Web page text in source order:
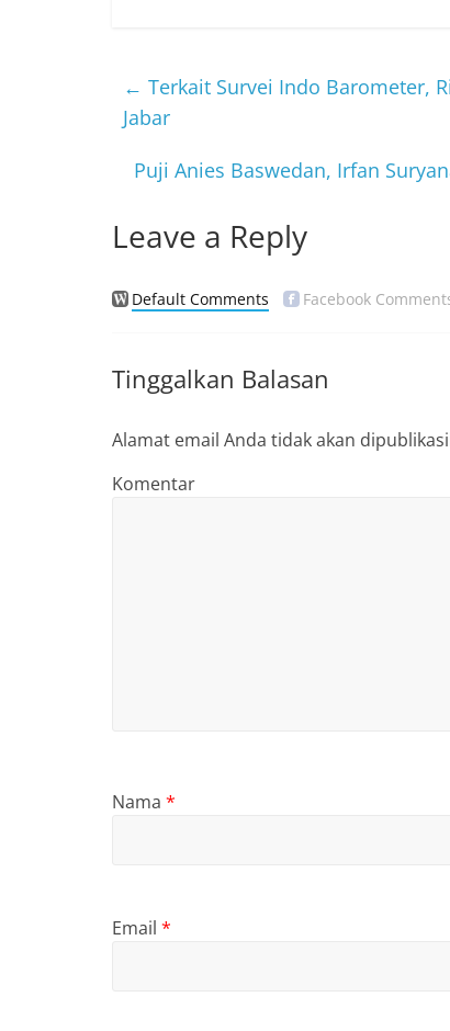
b
o
o
← Terkait Survei Indo Barometer,
Jabar
Puji Anies Baswedan, Irfan
Leave a Reply
Default Comments Facebook
Tinggalkan Balasan
Alamat email Anda tidak akan
Komentar
Nama *
Email *